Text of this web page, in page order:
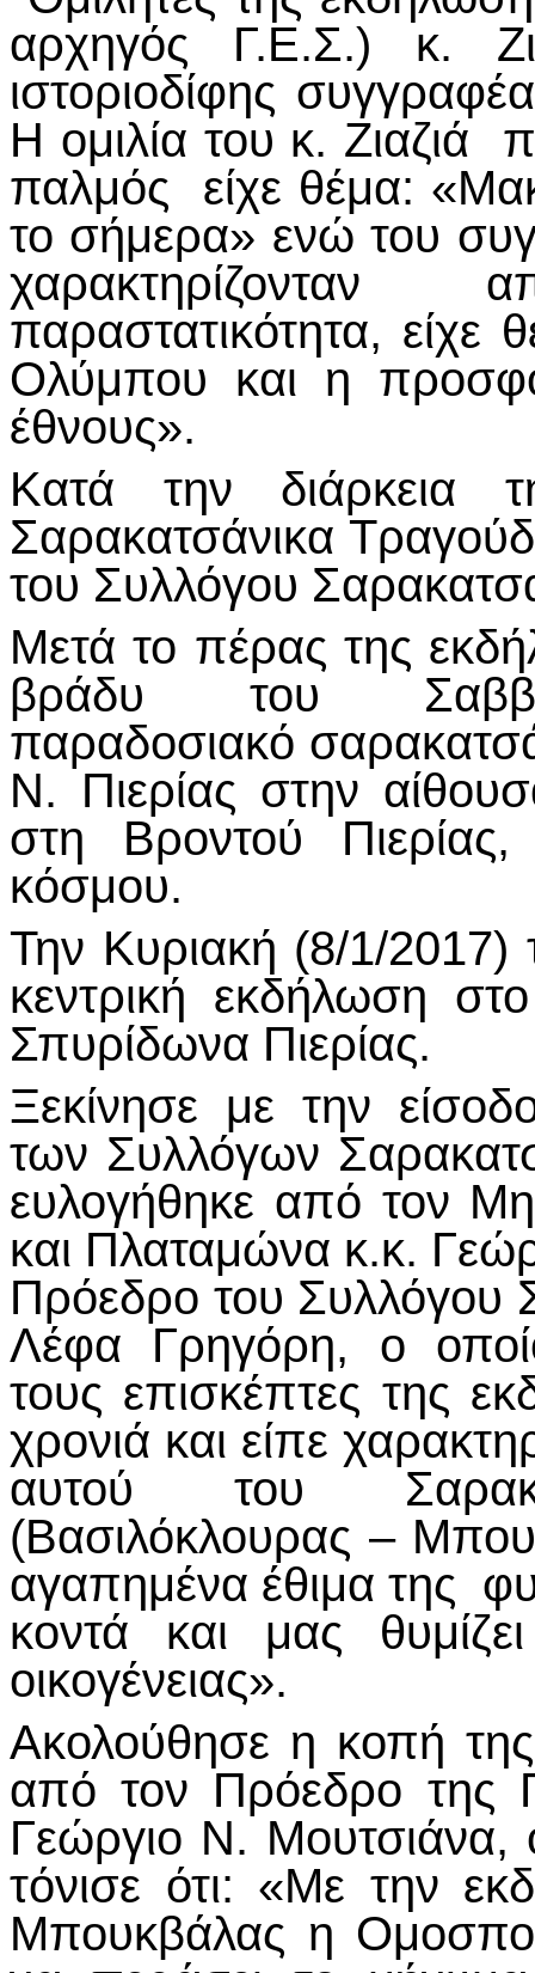
αρχηγός Γ.Ε.Σ.) κ.
ιστοριοδίφης
Η ομιλία του κ. Ζιαζιά
παλμός είχε θέμα:
το σήμερα» ενώ του
παραστατικότητα, είχε
Ολύμπου και η
έθνους».
Κατά την διάρκεια
Σαρακατσάνικα
του Συλλόγου
Μετά το πέρας της
βράδυ του
παραδοσιακό
Ν. Πιερίας στην
στη Βροντού
κόσμου.
Την Κυριακή (8/1/2017)
κεντρική εκδήλωση
Σπυρίδωνα Πιερίας.
Ξεκίνησε με την
των Συλλόγων
ευλογήθηκε από τον
και Πλαταμώνα κ.κ.
Πρόεδρο του Συλλόγου
Λέφα Γρηγόρη, ο
τους επισκέπτες της
χρονιά και είπε
αυτού του
(Βασιλόκλουρας –
αγαπημένα έθιμα της
κοντά και μας
οικογένειας».
Ακολούθησε η κοπή
από τον Πρόεδρο της
Γεώργιο Ν. Μουτσιάνα,
τόνισε ότι: «Με την
Μπουκβάλας η